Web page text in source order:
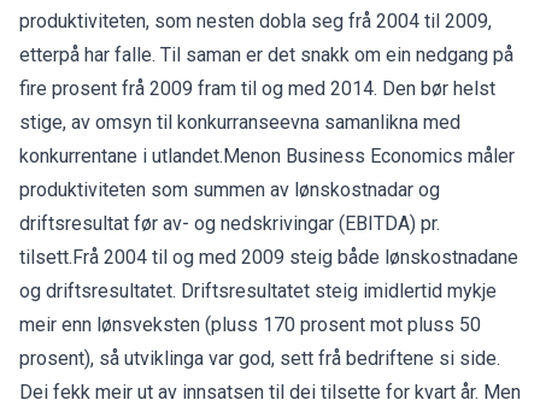
produktiviteten, som nesten dobla seg frå 2004 til 2009,
etterpå har falle. Til saman er det snakk om ein nedgang på
fire prosent frå 2009 fram til og med 2014. Den bør helst
stige, av omsyn til konkurranseevna samanlikna med
konkurrentane i utlandet.Menon Business Economics måler
produktiviteten som summen av lønskostnadar og
driftsresultat før av- og nedskrivingar (EBITDA) pr.
tilsett.Frå 2004 til og med 2009 steig både lønskostnadane
og driftsresultatet. Driftsresultatet steig imidlertid mykje
meir enn lønsveksten (pluss 170 prosent mot pluss 50
prosent), så utviklinga var god, sett frå bedriftene si side.
Dei fekk meir ut av innsatsen til dei tilsette for kvart år. Men